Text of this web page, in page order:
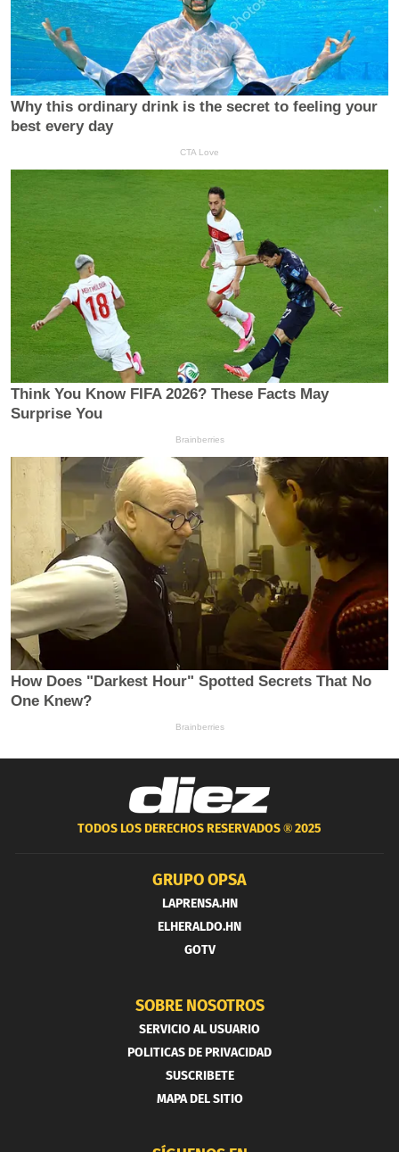
TODOS LOS DERECHOS RESERVADOS ®2025
GRUPO OPSA
LAPRENSA.HN
ELHERALDO.HN
GOTV
SOBRE NOSOTROS
SERVICIO AL USUARIO
POLITICAS DE PRIVACIDAD
SUSCRIBETE
MAPA DEL SITIO